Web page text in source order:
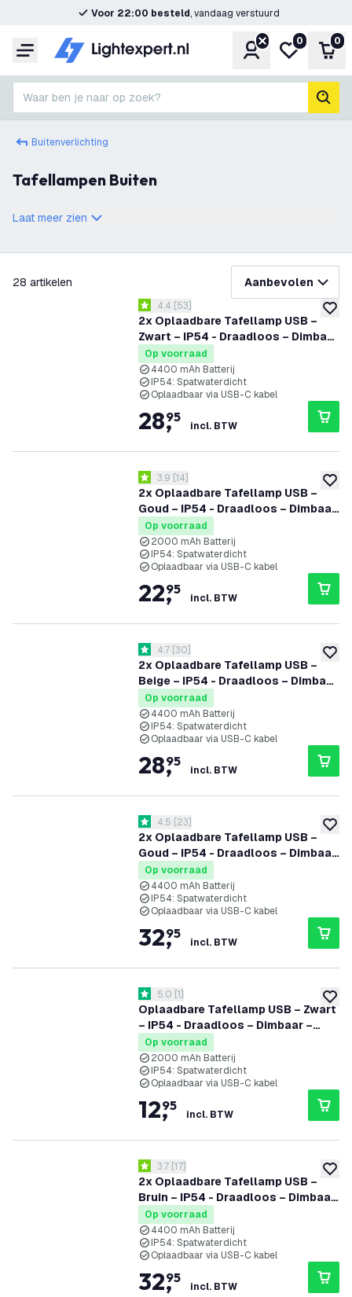
Voor 22:00 besteld, vandaag verstuurd
Menu Account
Mijn
0 0
Waar ben je naar op zoek?
Buitenverlichting
Tafellampen Buiten
Laat meer zien
28 artikelen Aanbevolen
2x Oplaadbare Tafellamp USB –
Zwart – IP54 - Draadloos – Dimbaar
– CCT – 4400 mAh Batterij - Nyra
reviews drawer openen
4.4 score sterren
4.4 [53]
Op voorraad
4400 mAh Batterij
IP54: Spatwaterdicht
Oplaadbaar via USB-C kabel
28,
95
incl. BTW
2x Oplaadbare Tafellamp USB –
Goud – IP54 - Draadloos – Dimbaar
– CCT – 2000 mAh Batterij - Vita
reviews drawer openen
3.9 score sterren
3.9 [14]
Op voorraad
2000 mAh Batterij
IP54: Spatwaterdicht
Oplaadbaar via USB-C kabel
22,
95
incl. BTW
2x Oplaadbare Tafellamp USB –
Beige – IP54 - Draadloos – Dimbaar
– CCT – 4400 mAh Batterij - Nyra
reviews drawer openen
4.7 score sterren
4.7 [30]
Op voorraad
4400 mAh Batterij
IP54: Spatwaterdicht
Oplaadbaar via USB-C kabel
28,
95
incl. BTW
2x Oplaadbare Tafellamp USB –
Goud – IP54 - Draadloos – Dimbaar
– CCT – 4400 mAh Batterij - Nyra
reviews drawer openen
4.5 score sterren
4.5 [23]
Op voorraad
4400 mAh Batterij
IP54: Spatwaterdicht
Oplaadbaar via USB-C kabel
32,
95
incl. BTW
Oplaadbare Tafellamp USB – Zwart
– IP54 - Draadloos – Dimbaar –
CCT – 2000 mAh Batterij - Vita
reviews drawer openen
5 score sterren
5.0 [1]
Op voorraad
2000 mAh Batterij
IP54: Spatwaterdicht
Oplaadbaar via USB-C kabel
12,
95
incl. BTW
2x Oplaadbare Tafellamp USB –
Bruin – IP54 - Draadloos – Dimbaar
– CCT – 4400 mAh Batterij - Nyra
reviews drawer openen
3.7 score sterren
3.7 [17]
Op voorraad
4400 mAh Batterij
IP54: Spatwaterdicht
Oplaadbaar via USB-C kabel
32,
95
incl. BTW
filteren